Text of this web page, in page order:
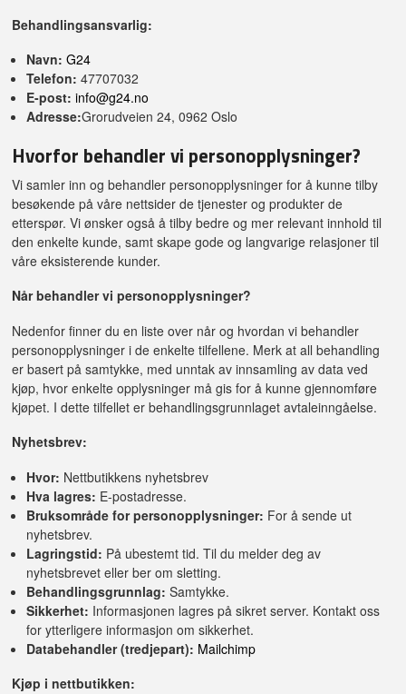
Behandlingsansvarlig:
Navn: G24
Telefon: 47707032
E-post: info@g24.no
Adresse:Grorudveien 24, 0962 Oslo
Hvorfor behandler vi personopplysninger?
Vi samler inn og behandler personopplysninger for å kunne tilby
besøkende på våre nettsider de tjenester og produkter de
etterspør. Vi ønsker også å tilby bedre og mer relevant innhold til
den enkelte kunde, samt skape gode og langvarige relasjoner til
våre eksisterende kunder.
Når behandler vi personopplysninger?
Nedenfor finner du en liste over når og hvordan vi behandler
personopplysninger i de enkelte tilfellene. Merk at all behandling
er basert på samtykke, med unntak av innsamling av data ved
kjøp, hvor enkelte opplysninger må gis for å kunne gjennomføre
kjøpet. I dette tilfellet er behandlingsgrunnlaget avtaleinngåelse.
Nyhetsbrev:
Hvor: Nettbutikkens nyhetsbrev
Hva lagres: E-postadresse.
Bruksområde for personopplysninger: For å sende ut
nyhetsbrev.
Lagringstid: På ubestemt tid. Til du melder deg av
nyhetsbrevet eller ber om sletting.
Behandlingsgrunnlag: Samtykke.
Sikkerhet: Informasjonen lagres på sikret server. Kontakt oss
for ytterligere informasjon om sikkerhet.
Databehandler (tredjepart): Mailchimp
Kjøp i nettbutikken: